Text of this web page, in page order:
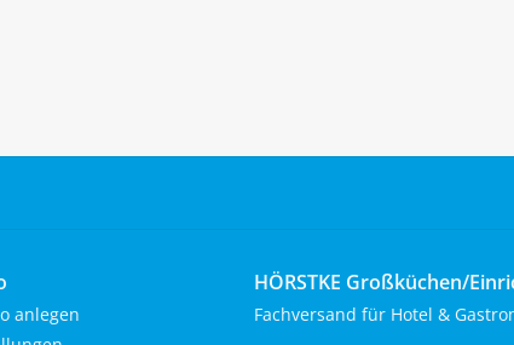
anlegen
HÖRSTKE Großküchen/
Fachversand für Hotel &